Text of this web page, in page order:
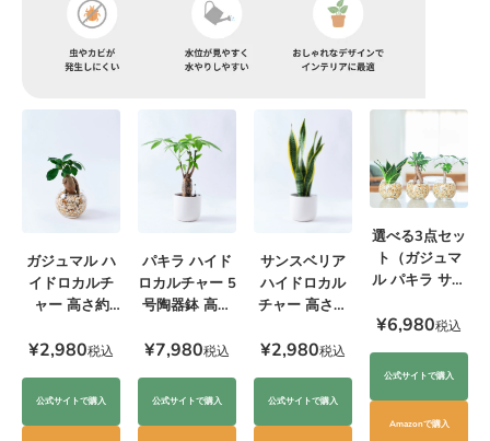
ガジュマル ハ
イドロカルチ
ャー 高さ約
¥2,980税込
公式サイトで購入
パキラ ハイド
ロカルチャー 5
号陶器鉢 高さ
¥7,980税込
公式サイトで購入
サンスベリア
ハイドロカル
チャー 高さ約
¥2,980税込
公式サイトで購入
選べる3点セッ
ト（ガジュマ
ル パキラ サン
¥6,980税込
公式サイトで購入
Amazonで購入